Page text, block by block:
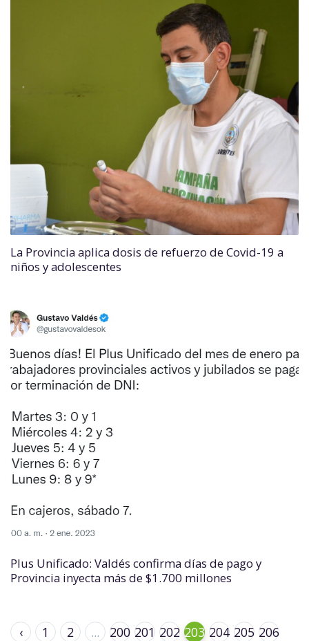
La Provincia aplica dosis de refuerzo de Covid-19 a
niños y adolescentes
Plus Unificado: Valdés confirma días de pago y
Provincia inyecta más de $1.700 millones
‹ 1 2 ... 200 201 202 203 204 205 206